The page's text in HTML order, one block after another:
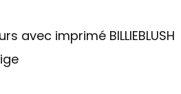
avec imprimé BILLIEBLUSH